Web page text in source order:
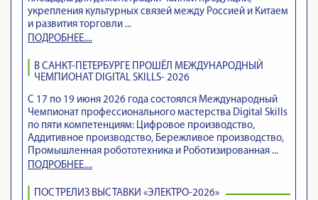
укрепления культурных связей между Россией и Китаем
и развития торговли ...
ПОДРОБНЕЕ....
В САНКТ-ПЕТЕРБУРГЕ ПРОШЁЛ МЕЖДУНАРОДНЫЙ
ЧЕМПИОНАТ DIGITAL SKILLS- 2026
С 17 по 19 июня 2026 года состоялся Международный
Чемпионат профессионального мастерства Digital Skills
по пяти компетенциям: Цифровое производство,
Аддитивное производство, Бережливое производство,
Промышленная робототехника и Роботизированная ...
ПОДРОБНЕЕ....
ПОСТРЕЛИЗ ВЫСТАВКИ «ЭЛЕКТРО-2026»